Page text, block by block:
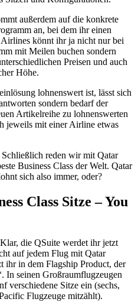
außerdem auf die konkrete
an, bei dem ihr einen
könnt ihr ja nicht nur bei
mit Meilen buchen sondern
Preisen und auch
Höhe.
lohnenswert ist, lässt sich
sondern bedarf der
Artikelreihe zu lohnenswerten
jeweils mit einer Airline etwas
reden wir mit Qatar
Business Class der Welt. Qatar
sich also immer, oder?
Class Sitze – You
die QSuite werdet ihr jetzt
auf jedem Flug mit Qatar
ihr in dem Flagship Product, der
In seinen Großraumflugzeugen
verschiedene Sitze ein (sechs,
Flugzeuge mitzählt).